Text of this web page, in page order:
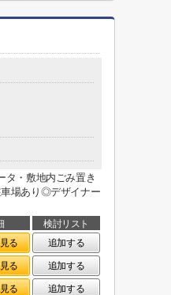
タ・敷地内ごみ置き
場あり◎デザイナー
検討リスト
る
追加する
る
追加する
る 追加する